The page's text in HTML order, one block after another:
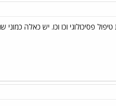
פסיכולוגי וכו וכו. יש כאלה